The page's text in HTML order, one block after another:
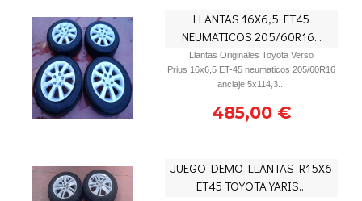
LLANTAS 16X6,5 ET45
NEUMATICOS 205/60R16...
Llantas Originales Toyota Verso
Prius 16x6,5 ET-45 neumaticos 205/60R16
anclaje 5x114,3...
485,00 €
JUEGO DEMO LLANTAS R15X6
ET45 TOYOTA YARIS...